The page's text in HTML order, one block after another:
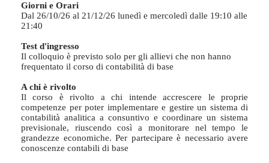
Giorni e Orari
Dal 26/10/26 al 21/12/26 lunedì e mercoledì dalle 19:10 alle
21:40
Test d'ingresso
Il colloquio è previsto solo per gli allievi che non hanno
frequentato il corso di contabilità di base
A chi è rivolto
Il corso è rivolto a chi intende accrescere le proprie
competenze per poter implementare e gestire un sistema di
contabilità analitica a consuntivo e coordinare un sistema
previsionale, riuscendo così a monitorare nel tempo le
grandezze economiche. Per partecipare è necessario avere
conoscenze contabili di base